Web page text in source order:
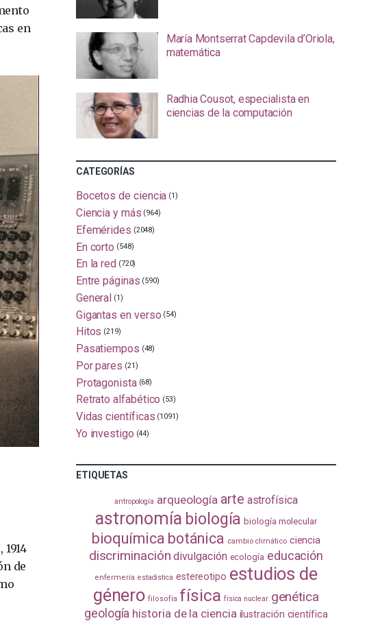
en
de
María Montserrat Capdevila d’Oriola,
matemática
Radhia Cousot, especialista en
ciencias de la computación
CATEGORÍAS
Bocetos de ciencia (1)
Ciencia y más (964)
Efemérides (2048)
En corto (548)
En la red (720)
Entre páginas (590)
General (1)
Gigantas en verso (54)
Hitos (219)
Pasatiempos (48)
Por pares (21)
Protagonista (68)
Retrato alfabético (53)
Vidas científicas (1091)
Yo investigo (44)
ETIQUETAS
antropología arqueología arte astrofísica
astronomía biología biología molecular
bioquímica botánica cambio climático ciencia
discriminación divulgación ecología educación
enfermería estadistica estereotipo estudios de
género filosofía física física nuclear genética
geología historia de la ciencia ilustración científica